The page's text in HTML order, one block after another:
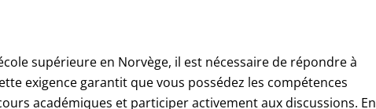
supérieure en Norvège, il est nécessaire de répondre à
exigence garantit que vous possédez les compétences
académiques et participer activement aux discussions. En